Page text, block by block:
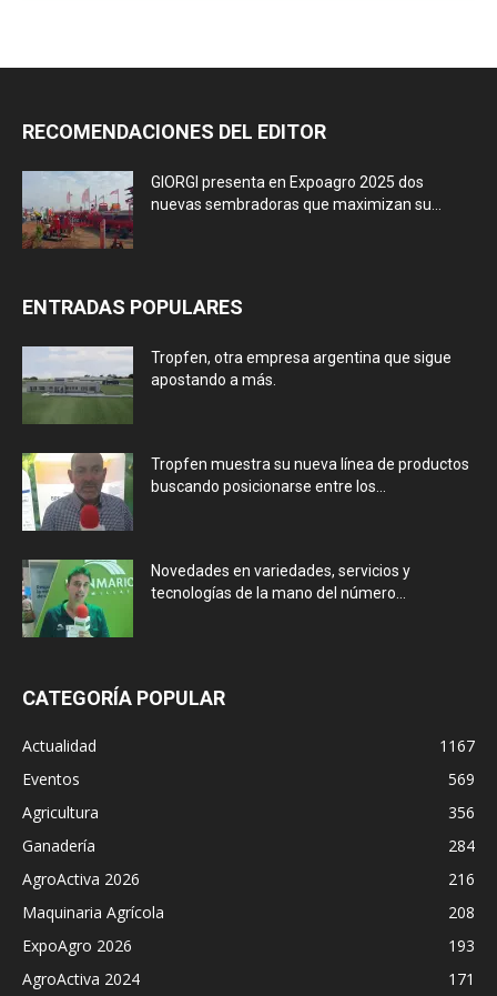
RECOMENDACIONES DEL EDITOR
GIORGI presenta en Expoagro 2025 dos
nuevas sembradoras que maximizan su...
ENTRADAS POPULARES
Tropfen, otra empresa argentina que sigue
apostando a más.
Tropfen muestra su nueva línea de productos
buscando posicionarse entre los...
Novedades en variedades, servicios y
tecnologías de la mano del número...
CATEGORÍA POPULAR
Actualidad
1167
Eventos
569
Agricultura
356
Ganadería
284
AgroActiva 2026
216
Maquinaria Agrícola
208
ExpoAgro 2026
193
AgroActiva 2024
171